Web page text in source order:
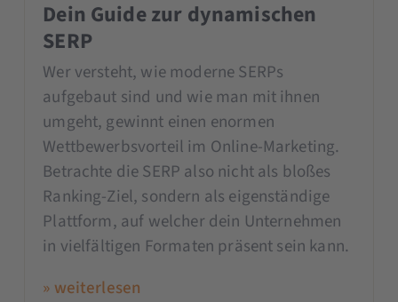
Dein Guide zur dynamischen
SERP
Wer versteht, wie moderne SERPs
aufgebaut sind und wie man mit ihnen
umgeht, gewinnt einen enormen
Wettbewerbsvorteil im Online-Marketing.
Betrachte die SERP also nicht als bloßes
Ranking-Ziel, sondern als eigenständige
Plattform, auf welcher dein Unternehmen
in vielfältigen Formaten präsent sein kann.
» weiterlesen